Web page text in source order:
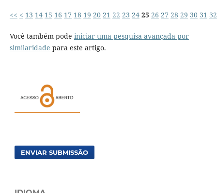
<< < 13 14 15 16 17 18 19 20 21 22 23 24 25 26 27 28 29 30 31 32
Você também pode iniciar uma pesquisa avançada por
similaridade para este artigo.
ENVIAR SUBMISSÃO